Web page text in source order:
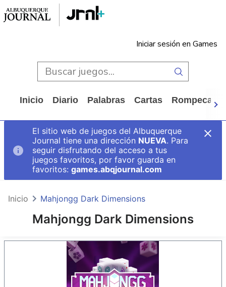
Iniciar sesión en Games
Inicio Diario Palabras Cartas
El sitio web de juegos del Albuquerque
Journal tiene una dirección NUEVA. Para
seguir disfrutando del acceso a tus
juegos favoritos, por favor guarda en
favoritos: games.abqjournal.com
Mahjongg Dark Dimensions
Inicio Mahjongg Dark Dimensions